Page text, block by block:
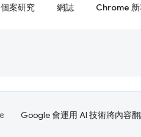
個案研究 網誌 Chrome
Google 會運用 AI 技術將內容